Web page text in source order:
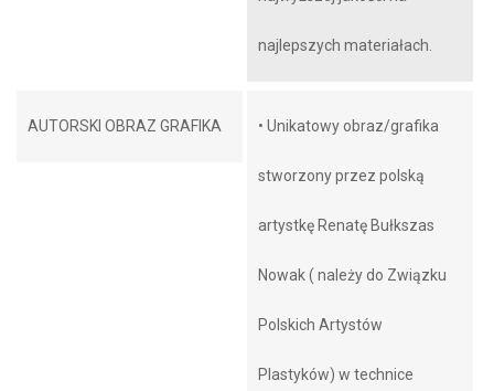
najlepszych materiałach.
AUTORSKI OBRAZ GRAFIKA • Unikatowy obraz/grafika
stworzony przez polską
artystkę Renatę Bułkszas
Nowak ( należy do Związku
Polskich Artystów
Plastyków) w technice